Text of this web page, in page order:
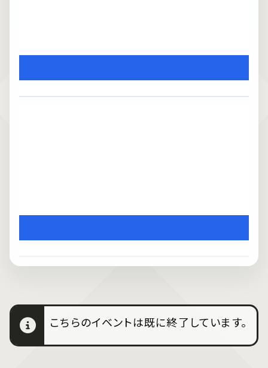
こちらのイベントは既に終了しています。